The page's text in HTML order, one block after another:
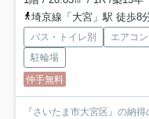
埼京線「大宮」駅 徒歩8
バス・トイレ別 エアコン
駐輪場
仲手無料
『さいたま市大宮区』の納